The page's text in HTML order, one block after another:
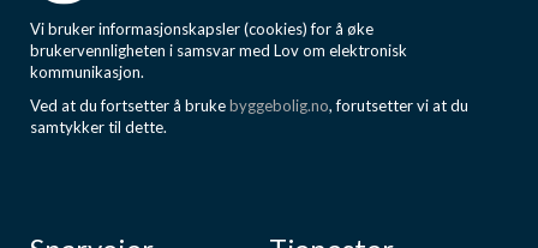
Vi bruker informasjonskapsler (cookies) for å øke
brukervennligheten i samsvar med Lov om elektronisk
kommunikasjon.
Ved at du fortsetter å brukebyggebolig.no, forutsetter vi at du
samtykker til dette.